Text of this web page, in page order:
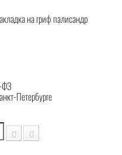
на гриф палисандр
ФЗ
Петербурге